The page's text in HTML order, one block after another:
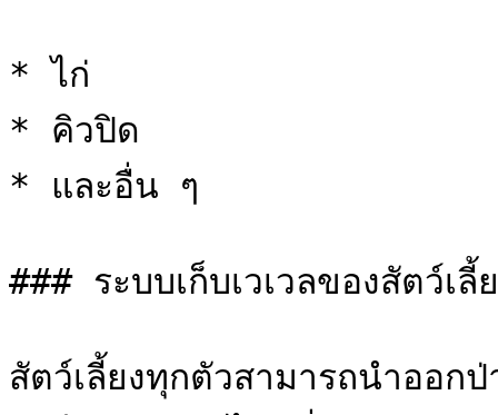
* ไก่
* คิวปิด
* และอื่น ๆ
### ระบบเก็บเวเวลของสัตว์เลี้
สัตว์เลี้ยงทุกตัวสามารถนำออก